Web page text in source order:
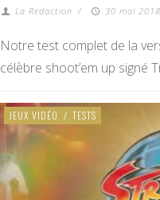
La Redaction / 30 mai
Notre test complet de la
célèbre shoot’em up signé
JEUX VIDÉO / TESTS